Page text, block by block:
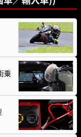
乗